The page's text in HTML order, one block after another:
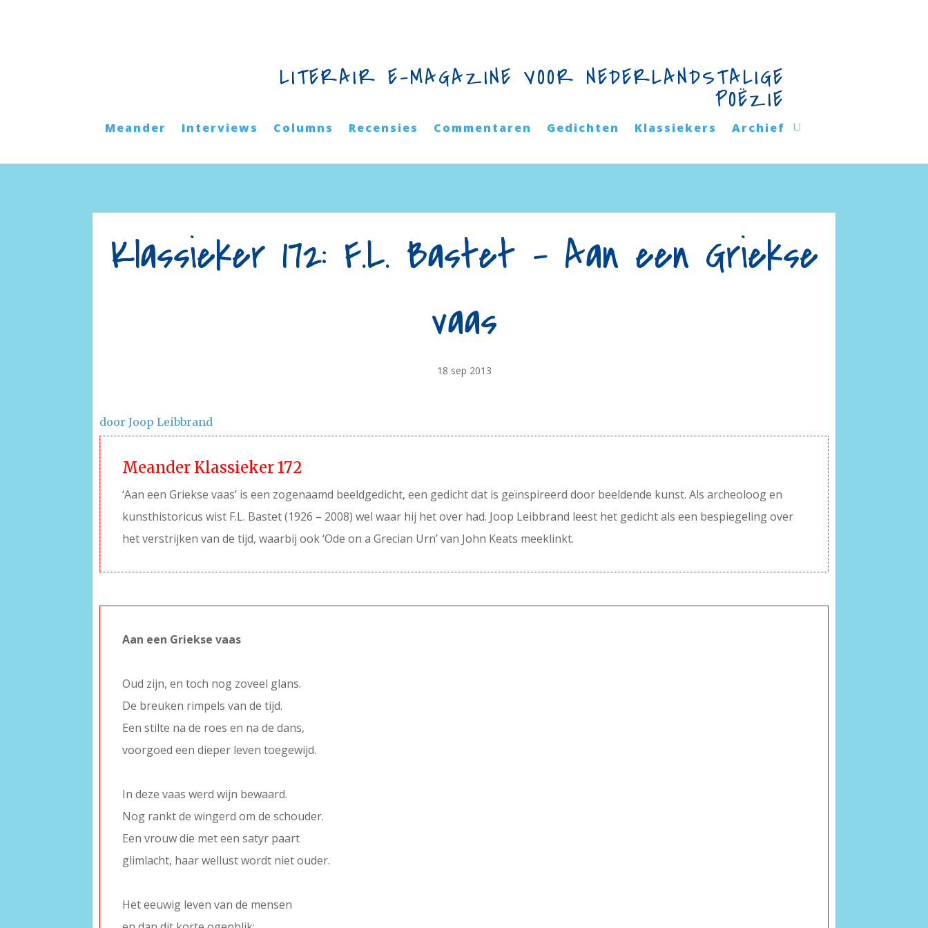
LITERAIR E-MAGAZINE VOOR NEDERLANDSTALIGE
POËZIE
Meander Interviews Columns Recensies Commentaren Gedichten Klassiekers Archief
Klassieker 172: F.L. Bastet – Aan een Griekse
vaas
18 sep 2013
door Joop Leibbrand
Meander Klassieker 172
‘Aan een Griekse vaas’ is een zogenaamd beeldgedicht, een gedicht dat is geïnspireerd door beeldende kunst. Als archeoloog en
kunsthistoricus wist F.L. Bastet (1926 – 2008) wel waar hij het over had. Joop Leibbrand leest het gedicht als een bespiegeling over
het verstrijken van de tijd, waarbij ook ‘Ode on a Grecian Urn’ van John Keats meeklinkt.
Aan een Griekse vaas
Oud zijn, en toch nog zoveel glans.
De breuken rimpels van de tijd.
Een stilte na de roes en na de dans,
voorgoed een dieper leven toegewijd.
In deze vaas werd wijn bewaard.
Nog rankt de wingerd om de schouder.
Een vrouw die met een satyr paart
glimlacht, haar wellust wordt niet ouder.
Het eeuwig leven van de mensen